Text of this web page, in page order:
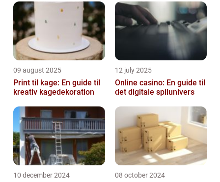
09 august 2025
Print til kage: En guide til
kreativ kagedekoration
12 july 2025
Online casino: En guide til
det digitale spilunivers
10 december 2024 08 october 2024